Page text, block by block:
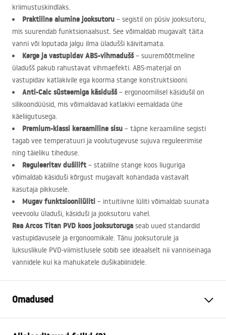
kriimustuskindlaks.
Praktiline alumine jooksutoru – segistil on püsiv jooksutoru,
mis suurendab funktsionaalsust. See võimaldab mugavalt täita
vanni või loputada jalgu ilma üladušši käivitamata.
Kerge ja vastupidavABS-vihmadušš– suuremõõtmeline
üladušš pakub rahustavat vihmaefekti. ABS-materjal on
vastupidav katlakivile ega koorma stange konstruktsiooni.
Anti-Calc süsteemiga käsidušš– ergonoomilisel käsidušil on
silikoondüüsid, mis võimaldavad katlakivi eemaldada ühe
käeliigutusega.
Premium-klassi keraamiline sisu – täpne keraamiline segisti
tagab vee temperatuuri ja voolutugevuse sujuva reguleerimise
ning täieliku tiheduse.
Reguleeritav dušilift – stabiilne stange koos liuguriga
võimaldab käsiduši kõrgust mugavalt kohandada vastavalt
kasutaja pikkusele.
Mugav funktsioonilüliti – intuitiivne lüliti võimaldab suunata
veevoolu üladuši, käsiduši ja jooksutoru vahel.
Rea Arcos Titan PVD koos jooksutoruga seab uued standardid
vastupidavusele ja ergonoomikale. Tänu jooksutorule ja
luksuslikule PVD-viimistlusele sobib see ideaalselt nii vanniseinaga
vannidele kui ka mahukatele dušikabiinidele.
Omadused